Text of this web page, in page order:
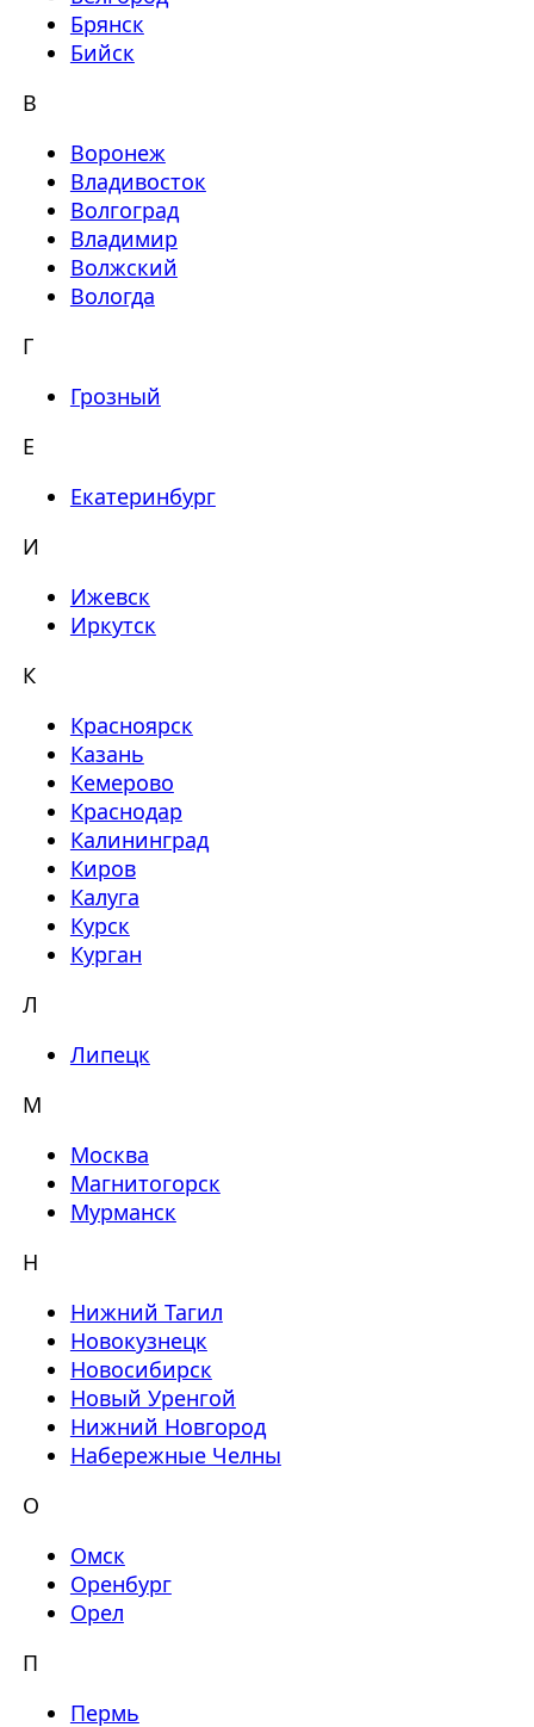
Брянск
Бийск
В
Воронеж
Владивосток
Волгоград
Владимир
Волжский
Вологда
Г
Грозный
Е
Екатеринбург
И
Ижевск
Иркутск
К
Красноярск
Казань
Кемерово
Краснодар
Калининград
Киров
Калуга
Курск
Курган
Л
Липецк
М
Москва
Магнитогорск
Мурманск
Н
Нижний Тагил
Новокузнецк
Новосибирск
Новый Уренгой
Нижний Новгород
Набережные Челны
О
Омск
Оренбург
Орел
П
Пермь